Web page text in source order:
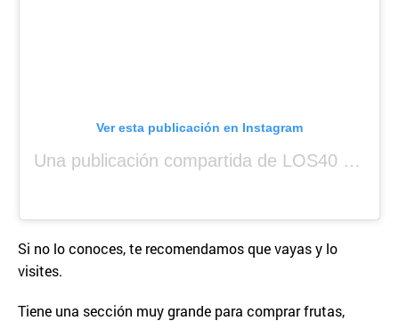
Ver esta publicación en Instagram
Una publicación compartida de LOS40 Panamá 🇵🇦 🎙️🎶 (@los40panama)
Si no lo conoces, te recomendamos que vayas y lo
visites.
Tiene una sección muy grande para comprar frutas,